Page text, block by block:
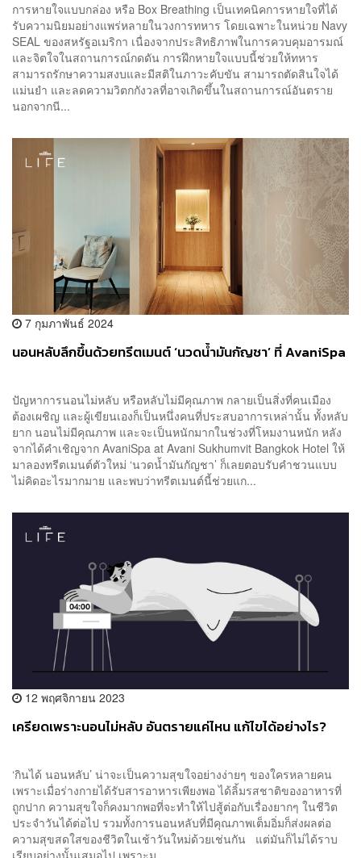
การหายใจแบบกล่อง หรือ Box Breathing เป็นเทคนิคการหายใจที่ได้
รับความนิยมอย่างแพร่หลายในวงการทหาร โดยเฉพาะในหน่วย Navy
SEAL ของสหรัฐอเมริกา เนื่องจากประสิทธิภาพในการควบคุมอารมณ์
และจิตใจในสถานการณ์กดดัน การฝึกหายใจแบบนี้ช่วยให้ทหาร
สามารถรักษาความสงบและมีสติในภาวะคับขัน สามารถตัดสินใจได้
แม่นยำ และลดความวิตกกังวลที่อาจเกิดขึ้นในสถานการณ์อันตราย
นอกจากนี...
7 กุมภาพันธ์ 2024
นอนหลับลึกขึ้นด้วยทรีตเมนต์ ‘นวดน้ำมันกัญชา’ ที่ AvaniSpa
ปัญหาการนอนไม่หลับ หรือหลับไม่มีคุณภาพ กลายเป็นสิ่งที่คนเมือง
ต้องเผชิญ และผู้เขียนเองก็เป็นหนึ่งคนที่ประสบอาการเหล่านั้น ทั้งหลับ
ยาก นอนไม่มีคุณภาพ และจะเป็นหนักมากในช่วงที่โหมงานหนัก หลัง
จากได้คำเชิญจาก AvaniSpa at Avani Sukhumvit Bangkok Hotel ให้
มาลองทรีตเมนต์ตัวใหม่ ‘นวดน้ำมันกัญชา’ ก็เลยตอบรับคำชวนแบบ
ไม่คิดอะไรมากมาย และพบว่าทรีตเมนต์นี้ช่วยแก...
12 พฤศจิกายน 2023
เครียดเพราะนอนไม่หลับ อันตรายแค่ไหน แก้ไขได้อย่างไร?
‘กินได้ นอนหลับ’ น่าจะเป็นความสุขใจอย่างง่ายๆ ของใครหลายคน
เพราะเมื่อร่างกายได้รับสารอาหารเพียงพอ ได้ลิ้มรสชาติของอาหารที่
ถูกปาก ความสุขใจก็คงมากพอที่จะทำให้ไปสู้ต่อกับเรื่องยากๆ ในชีวิต
ประจำวันได้ต่อไป รวมทั้งการนอนหลับที่มีคุณภาพเต็มอิ่มก็ส่งผลต่อ
ความสุขสดใสของชีวิตในเช้าวันใหม่ด้วยเช่นกัน แต่มันก็ไม่ได้ราบ
เรียบอย่างนั้นเสมอไป เพราะม...